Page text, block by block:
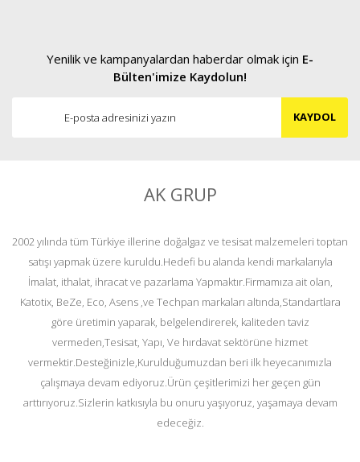
Yenilik ve kampanyalardan haberdar olmak için E-
Bülten'imize Kaydolun!
KAYDOL
AK GRUP
2002 yılında tüm Türkiye illerine doğalgaz ve tesisat malzemeleri toptan
satışı yapmak üzere kuruldu.Hedefi bu alanda kendi markalarıyla
İmalat, ithalat, ihracat ve pazarlama Yapmaktır.Firmamıza ait olan,
Katotix, BeZe, Eco, Asens ,ve Techpan markaları altında,Standartlara
göre üretimin yaparak, belgelendirerek, kaliteden taviz
vermeden,Tesisat, Yapı, Ve hırdavat sektörüne hizmet
vermektir.Desteğinizle,Kurulduğumuzdan beri ilk heyecanımızla
çalışmaya devam ediyoruz.Ürün çeşitlerimizi her geçen gün
arttırıyoruz.Sizlerin katkısıyla bu onuru yaşıyoruz, yaşamaya devam
edeceğiz.